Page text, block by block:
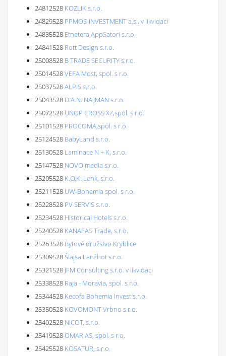
24812528 KOZLIK s.r.o.
24829528 PPMOS-INVESTMENT a.s., v likvidaci
24835528 Etnetera AppSatori s.r.o.
24841528 Rott Design s.r.o.
25008528 B TRADE SECURITY s.r.o.
25014528VEFA Most, spol. s r.o.
25037528ALPIS s.r.o.
25043528 D.A.N. NAJMAN s.r.o.
25072528 UNOP CROSS XZ,spol. s r.o.
25101528 PROCOMA,spol. s r.o.
25124528 BabyLand s.r.o.
25130528 Laminace N + K, s.r.o.
25147528 NOVO media s.r.o.
25205528 K.O.K. Lenk, s.r.o.
25211528 UW-Bohemia spol. s r.o.
25228528 PV SERVIS s.r.o.
25234528 Historical Hotels s.r.o.
25240528 KANAFAS Trade, s.r.o.
25263528 Bytové družstvo Kryblice
25309528Šlajsa Lanžhot s.r.o.
25321528 JFM Consulting s.r.o. v likvidaci
25338528 Raja - Moravia, spol. s r.o.
25344528 Kecofa Bohemia Invest s.r.o.
25350528 KOVOMONT Vrbno s.r.o.
25402528 NICOT, s.r.o.
25419528OMAR AS, spol. s r.o.
25425528 KOSATUR, s.r.o.